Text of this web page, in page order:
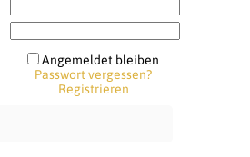
Angemeldet bleiben
Passwort vergessen?
Registrieren